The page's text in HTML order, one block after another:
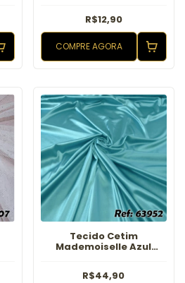
R$12,90
COMPRE AGORA
Tecido Cetim
Mademoiselle Azul
R$44,90